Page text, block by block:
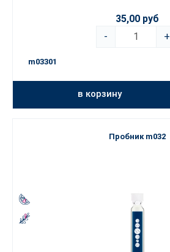
35,00 руб
-
+
m03301
в корзину
Пробник m032